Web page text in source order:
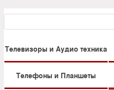
Телевизоры и Аудио техника
Телефоны и Планшеты